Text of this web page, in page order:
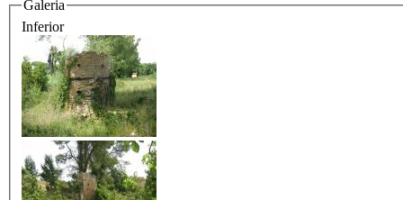
Galeria
Inferior